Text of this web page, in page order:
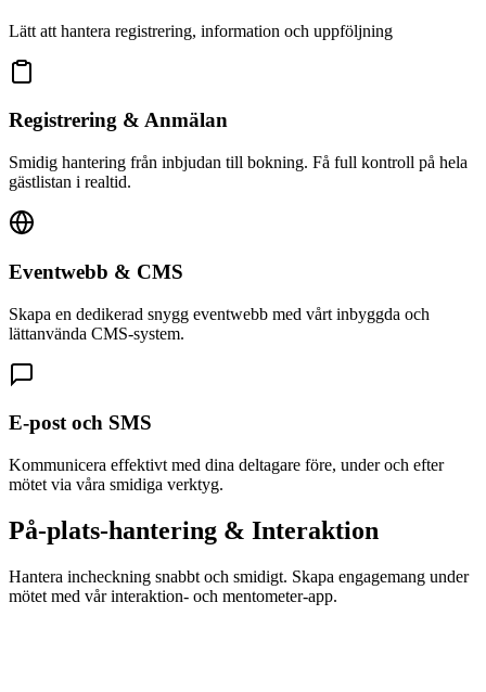
Lätt att hantera registrering, information och uppföljning
Registrering & Anmälan
Smidig hantering från inbjudan till bokning. Få full kontroll på hela
gästlistan i realtid.
Eventwebb & CMS
Skapa en dedikerad snygg eventwebb med vårt inbyggda och
lättanvända CMS-system.
E-post och SMS
Kommunicera effektivt med dina deltagare före, under och efter
mötet via våra smidiga verktyg.
På-plats-hantering & Interaktion
Hantera incheckning snabbt och smidigt. Skapa engagemang under
mötet med vår interaktion- och mentometer-app.